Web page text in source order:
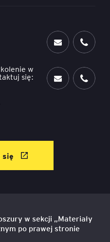
w sekcji „Materiały
po prawej stronie
w
się:
się